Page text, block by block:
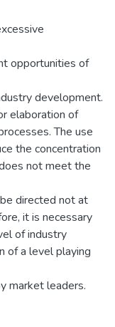
opportunities of
development.
elaboration of
The use
the concentration
not meet the
directed not at
it is necessary
of industry
of a level playing
market leaders.